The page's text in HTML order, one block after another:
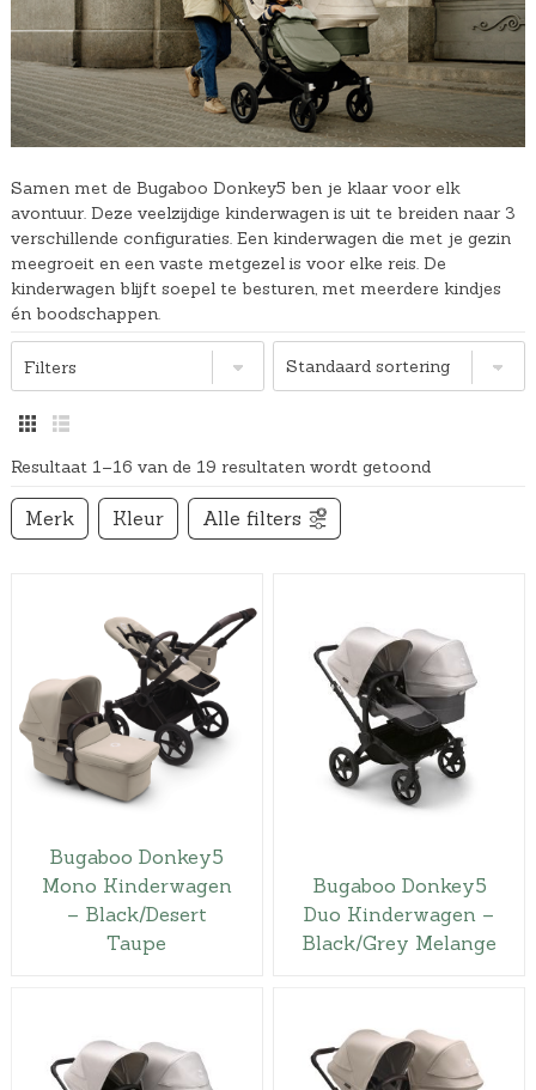
Samen met de Bugaboo Donkey5 ben je klaar voor elk
avontuur. Deze veelzijdige kinderwagen is uit te breiden naar 3
verschillende configuraties. Een kinderwagen die met je gezin
meegroeit en een vaste metgezel is voor elke reis. De
kinderwagen blijft soepel te besturen, met meerdere kindjes
én boodschappen.
Filters
Resultaat 1–16 van de 19 resultaten wordt getoond
Merk Kleur Alle filters
Bugaboo Donkey5
Mono Kinderwagen
– Black/Desert
Taupe
Bugaboo Donkey5
Duo Kinderwagen –
Black/Grey Melange